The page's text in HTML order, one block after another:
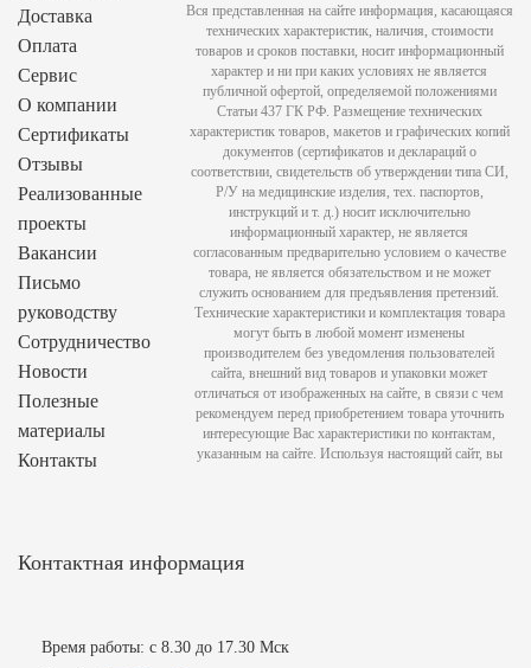
Доставка
Оплата
Сервис
О компании
Сертификаты
Отзывы
Реализованные
проекты
Вакансии
Письмо
руководству
Сотрудничество
Новости
Полезные
материалы
Контакты
Контактная информация
Время работы: с 8.30 до 17.30 Мск
Вся представленная на сайте информация, касающаяся
технических характеристик, наличия, стоимости
товаров и сроков поставки, носит информационный
характер и ни при каких условиях не является
публичной офертой, определяемой положениями
Статьи 437 ГК РФ. Размещение технических
характеристик товаров, макетов и графических копий
документов (сертификатов и деклараций о
соответствии, свидетельств об утверждении типа СИ,
Р/У на медицинские изделия, тех. паспортов,
инструкций и т. д.) носит исключительно
информационный характер, не является
согласованным предварительно условием о качестве
товара, не является обязательством и не может
служить основанием для предъявления претензий.
Технические характеристики и комплектация товара
могут быть в любой момент изменены
производителем без уведомления пользователей
сайта, внешний вид товаров и упаковки может
отличаться от изображенных на сайте, в связи с чем
рекомендуем перед приобретением товара уточнить
интересующие Вас характеристики по контактам,
указанным на сайте. Используя настоящий сайт, вы